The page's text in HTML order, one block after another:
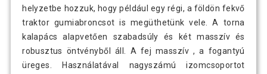
helyzetbe hozzuk, hogy például egy régi, a földön fekvő
traktor gumiabroncsot is megüthetünk vele. A torna
kalapács alapvetően szabadsúly és két masszív és
robusztus öntvényből áll. A fej masszív , a fogantyú
üreges. Használatával nagyszámú izomcsoportot